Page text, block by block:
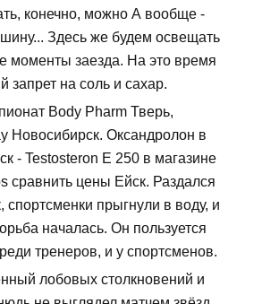
конечно, можно А вообще -
Здесь же будем освещать
моменты заезда. На это время
запрет на соль и сахар.
Body Pharm Тверь,
Новосибирск. Оксандролон в
- Testosteron E 250 в магазине
сравнить цены Ейск. Раздался
спортсменки прыгнули в воду, и
началась. Он пользуется
тренеров, и у спортсменов.
лобовых столкновений и